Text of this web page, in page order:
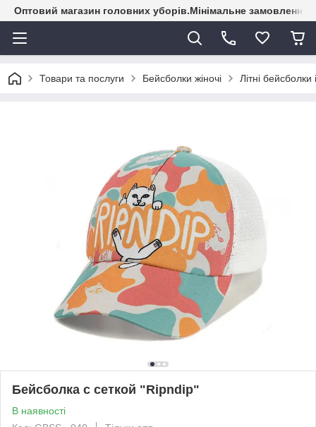
Оптовий магазин головних уборів.Мінімальне замовлення
Товари та послуги Бейсболки жіночі Літні бейсболки
Бейсболка с сеткой "Ripndip"
В наявності